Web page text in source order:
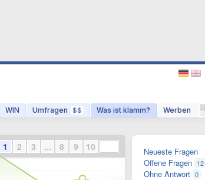
WIN Umfragen $$ Was ist klamm? Werben
1 2 3 ... 8 9 10
Neueste Fragen
Offene Fragen 12
Ohne Antwort 0